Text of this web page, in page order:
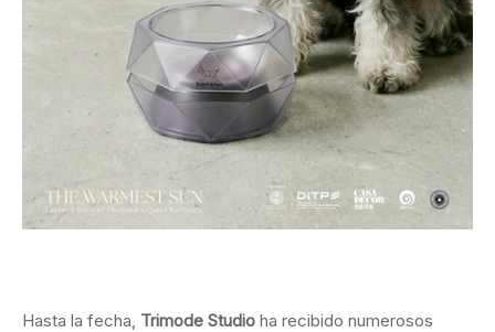
Hasta la fecha, Trimode Studio ha recibido numerosos